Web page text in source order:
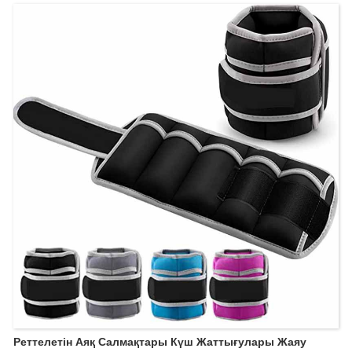
Реттелетін Аяқ Салмақтары Күш Жаттығулары Жаяу